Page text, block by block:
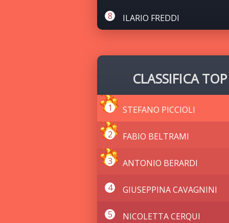
ILARIO FREDDI
CLASSIFICA
STEFANO PICCIOLI
FABIO BELTRAMI
ANTONIO BERARDI
GIUSEPPINA CAVAGNINI
NICOLETTA CERQUI